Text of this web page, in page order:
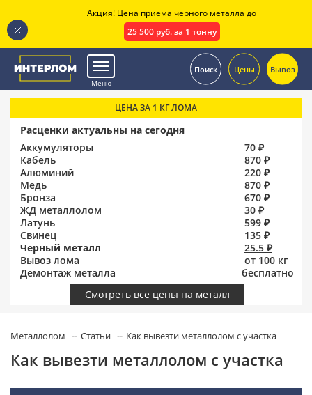
Меню
Поиск Цены Вывоз
ЦЕНА ЗА 1 КГ ЛОМА
Расценки актуальны на сегодня
Аккумуляторы
70 ₽
Кабель
870 ₽
Алюминий
220 ₽
Медь
870 ₽
Бронза
670 ₽
ЖД металлолом
30 ₽
Латунь
599 ₽
Свинец
135 ₽
Черный металл
25.5 ₽
Вывоз лома
от 100 кг
Демонтаж металла
бесплатно
Смотреть все цены на металл
Металлолом Статьи Как вывезти металлолом с участка
Как вывезти металлолом с участка
Акция! Цена приема черного металла до
25 500 руб. за 1 тонну
.